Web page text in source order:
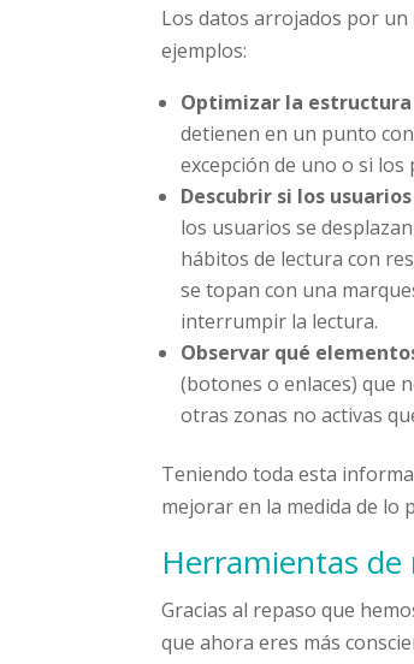
Los datos arrojados por un
ejemplos:
Optimizar la
detienen en un punto
excepción de uno o si
Descubrir si los
los usuarios se
hábitos de lectura con
se topan con una
interrumpir la lectura.
Observar qué
(botones o enlaces) que
otras zonas no activas
Teniendo toda esta
mejorar en la medida de lo
Herramientas
Gracias al repaso que
que ahora eres más